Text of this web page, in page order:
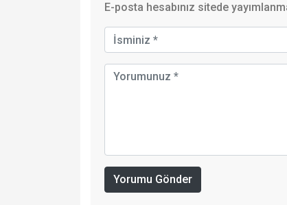
E-posta hesabınız sitede
Yorumu Gönder